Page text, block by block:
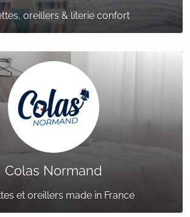
oreillers & literie confort
Colas Normand
et oreillers made in France